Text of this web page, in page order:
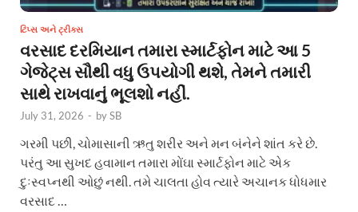
ટિપ્સ અને ટ્રીક્સ
વરસાદ દરમિયાન તમારા સ્માર્ટફોન માટે આ 5
ગેજેટ્સ સૌથી વધુ ઉપયોગી થશે, તેમને તમારી
સાથે રાખવાનું ભૂલશો નહીં.
July 31, 2026 - bySB
ગરમી પછી, ચોમાસાની ઋતુ શરીર અને મન બંનેને શાંત કરે છે.
પરંતુ આ સુખદ હવામાન તમારા મોંઘા સ્માર્ટફોન માટે એક
દુઃસ્વપ્નથી ઓછું નથી. તમે ચાલતા હોવ ત્યારે અચાનક ધોધમાર
વરસાદ …